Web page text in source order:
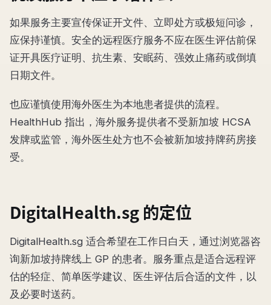
如果服务主要宣传保证开文件、立即处方或极短问诊，
应保持谨慎。安全的远程医疗服务不应在医生评估前保
证开具医疗证明、抗生素、安眠药、强效止痛药或倒填
日期文件。
也应谨慎使用海外医生为本地患者提供的流程。
HealthHub 指出，海外服务提供者不受新加坡 HCSA
发牌或监管，海外医生处方也不会被新加坡持牌药房接
受。
DigitalHealth.sg 的定位
DigitalHealth.sg 适合希望在工作日白天，通过浏览器咨
询新加坡持牌线上 GP 的患者。服务重点是适合远程评
估的轻症、简单医学建议、医生评估后合适的文件，以
及必要时送药。